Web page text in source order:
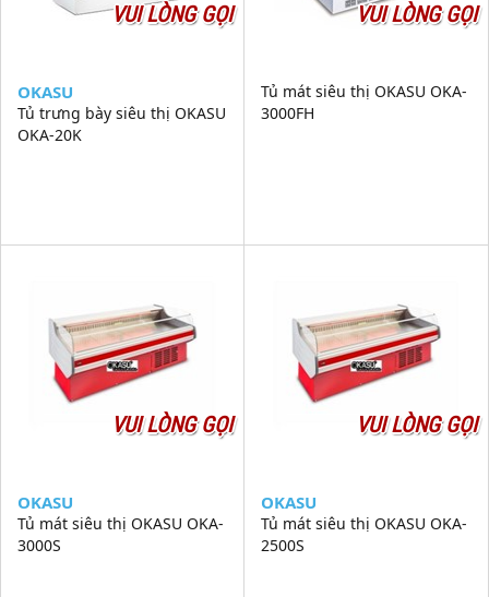
VUI LÒNG GỌI
OKASU
Tủ trưng bày siêu thị OKASU
OKA-20K
VUI LÒNG GỌI
Tủ mát siêu thị OKASU OKA-
3000FH
VUI LÒNG GỌI
OKASU
Tủ mát siêu thị OKASU OKA-
3000S
VUI LÒNG GỌI
OKASU
Tủ mát siêu thị OKASU OKA-
2500S